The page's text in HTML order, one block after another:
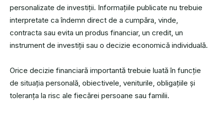
personalizate de investiții. Informațiile publicate nu trebuie
interpretate ca îndemn direct de a cumpăra, vinde,
contracta sau evita un produs financiar, un credit, un
instrument de investiții sau o decizie economică individuală.
Orice decizie financiară importantă trebuie luată în funcție
de situația personală, obiectivele, veniturile, obligațiile și
toleranța la risc ale fiecărei persoane sau familii.